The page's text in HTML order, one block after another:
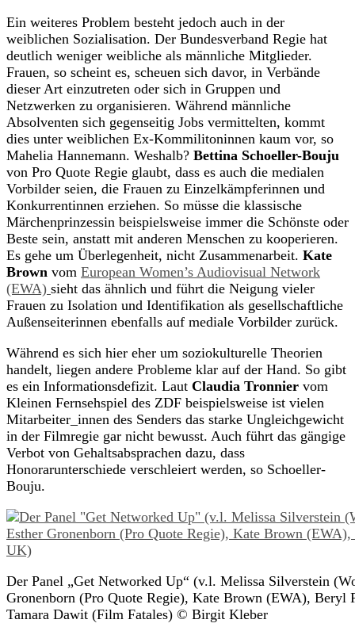
Ein weiteres Problem besteht jedoch auch in der
weiblichen Sozialisation. Der Bundesverband Regie hat
deutlich weniger weibliche als männliche Mitglieder.
Frauen, so scheint es, scheuen sich davor, in Verbände
dieser Art einzutreten oder sich in Gruppen und
Netzwerken zu organisieren. Während männliche
Absolventen sich gegenseitig Jobs vermittelten, kommt
dies unter weiblichen Ex-Kommilitoninnen kaum vor, so
Mahelia Hannemann. Weshalb? Bettina Schoeller-Bouju
von Pro Quote Regie glaubt, dass es auch die medialen
Vorbilder seien, die Frauen zu Einzelkämpferinnen und
Konkurrentinnen erziehen. So müsse die klassische
Märchenprinzessin beispielsweise immer die Schönste oder
Beste sein, anstatt mit anderen Menschen zu kooperieren.
Es gehe um Überlegenheit, nicht Zusammenarbeit. Kate
Brown vom European Women’s Audiovisual Network
(EWA) sieht das ähnlich und führt die Neigung vieler
Frauen zu Isolation und Identifikation als gesellschaftliche
Außenseiterinnen ebenfalls auf mediale Vorbilder zurück.
Während es sich hier eher um soziokulturelle Theorien
handelt, liegen andere Probleme klar auf der Hand. So gibt
es ein Informationsdefizit. Laut Claudia Tronnier vom
Kleinen Fernsehspiel des ZDF beispielsweise ist vielen
Mitarbeiter_innen des Senders das starke Ungleichgewicht
in der Filmregie gar nicht bewusst. Auch führt das gängige
Verbot von Gehaltsabsprachen dazu, dass
Honorarunterschiede verschleiert werden, so Schoeller-
Bouju.
Der Panel „Get Networked Up“ (v.l. Melissa Silverstein
Gronenborn (Pro Quote Regie), Kate Brown (EWA), Beryl
Tamara Dawit (Film Fatales) © Birgit Kleber